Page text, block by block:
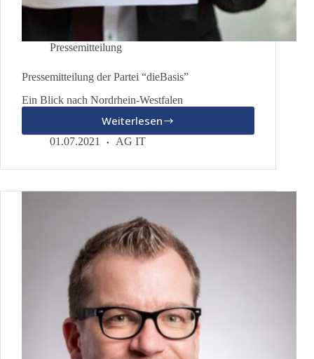
Pressemitteilung
Pressemitteilung der Partei “dieBasis”
Ein Blick nach Nordrhein-Westfalen
WeiterlesenPressemitteilung
der
“dieBasis”
01.07.2021 AG IT